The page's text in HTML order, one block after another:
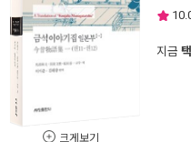
크게보기
지금